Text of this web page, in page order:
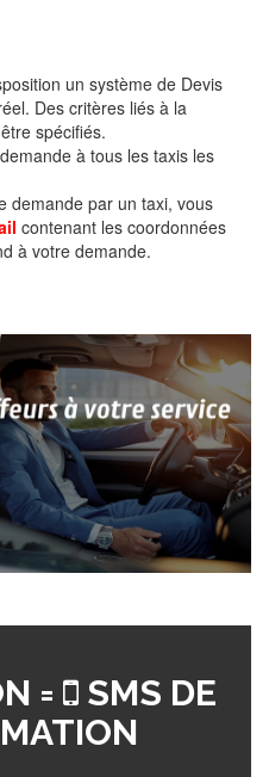
un système de Devis
Des critères liés à la
spécifiés.
à tous les taxis les
demande par un taxi, vous
contenant les coordonnées
à votre demande.
=
SMS DE